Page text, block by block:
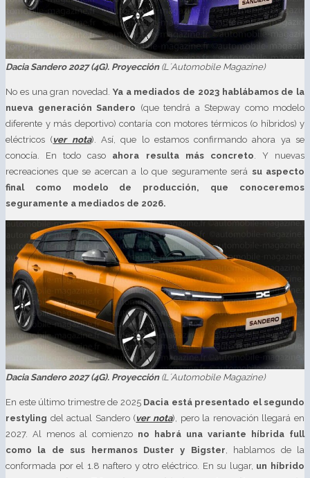
Dacia Sandero 2027 (4G). Proyección (L´Automobile Magazine)
No es una gran novedad. Ya a mediados de 2023 hablábamos de la
nueva generación Sandero (que tendrá a Stepway como modelo
diferente y más deportivo) contaría con motores térmicos (o híbridos) y
eléctricos (ver nota). Así, que lo estamos confirmando ahora ya se
conocía. En todo caso ahora resulta más concreto . Y nuevas
recreaciones que se acercan a lo que seguramente será su aspecto
final como modelo de producción, que conoceremos
seguramente a mediados de 2026.
Dacia Sandero 2027 (4G). Proyección (L´Automobile Magazine)
En este último trimestre de 2025 Dacia está presentado el segundo
restyling del actual Sandero (ver nota), pero la renovación llegará en
2027. Al menos al comienzo no habrá una variante híbrida full
como la de sus hermanos Duster y Bigster , hablamos de la
conformada por el 1.8 naftero y otro eléctrico. En su lugar, un híbrido